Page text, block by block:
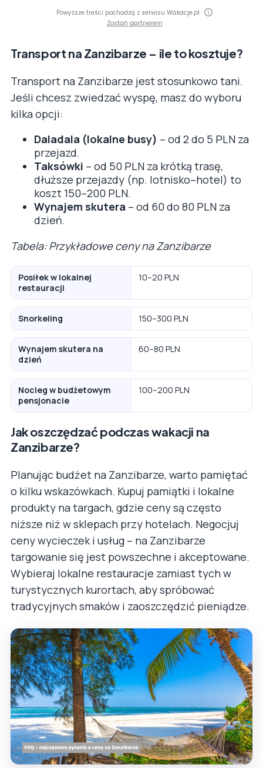
Powyższe treści pochodzą z serwisu Wakacje.pl
Zostań partnerem
Transport na Zanzibarze – ile to kosztuje?
Transport na Zanzibarze jest stosunkowo tani.
Jeśli chcesz zwiedzać wyspę, masz do wyboru
kilka opcji:
Daladala (lokalne busy) – od 2 do 5 PLN za
przejazd.
Taksówki – od 50 PLN za krótką trasę,
dłuższe przejazdy (np. lotnisko–hotel) to
koszt 150–200 PLN.
Wynajem skutera – od 60 do 80 PLN za
dzień.
Tabela: Przykładowe ceny na Zanzibarze
Posiłek w lokalnej
restauracji
10–20 PLN
Snorkeling 150–300 PLN
Wynajem skutera na
dzień
60–80 PLN
Nocleg w budżetowym
pensjonacie
100–200 PLN
Jak oszczędzać podczas wakacji na
Zanzibarze?
Planując budżet na Zanzibarze, warto pamiętać
o kilku wskazówkach. Kupuj pamiątki i lokalne
produkty na targach, gdzie ceny są często
niższe niż w sklepach przy hotelach. Negocjuj
ceny wycieczek i usług – na Zanzibarze
targowanie się jest powszechne i akceptowane.
Wybieraj lokalne restauracje zamiast tych w
turystycznych kurortach, aby spróbować
tradycyjnych smaków i zaoszczędzić pieniądze.